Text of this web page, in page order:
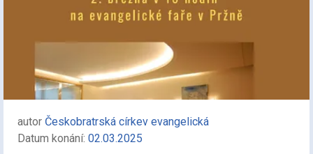
autor Českobratrská církev evangelická
Datum konání: 02.03.2025